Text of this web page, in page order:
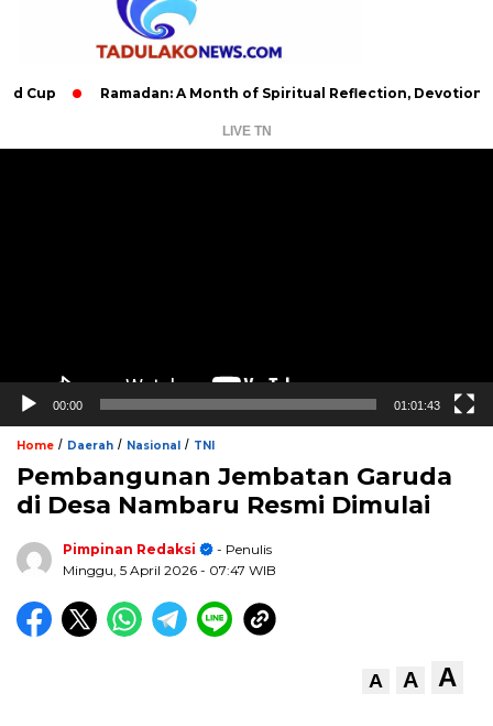
Ramadan: A Month of Spiritual Reflection, Devotion, and
LIVE TN
00:00 01:01:43
Home / Daerah / Nasional / TNI
Pembangunan Jembatan Garuda
di Desa Nambaru Resmi Dimulai
Pimpinan Redaksi
- Penulis
Minggu, 5 April 2026 - 07:47 WIB
A A A